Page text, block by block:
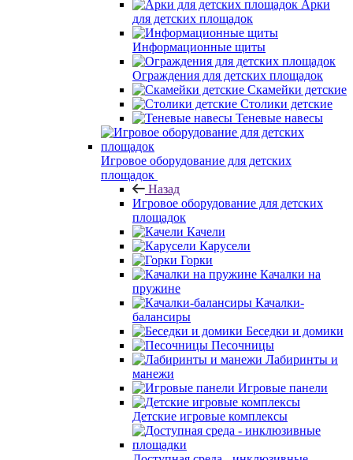
Арки
для детских площадок
Информационные щиты
Ограждения для детских площадок
Скамейки детские
Столики детские
Теневые навесы
Игровое оборудование для детских
площадок
Назад
Игровое оборудование для детских
площадок
Качели
Карусели
Горки
Качалки на
пружине
Качалки-
балансиры
Беседки и домики
Песочницы
Лабиринты и
манежи
Игровые панели
Детские игровые комплексы